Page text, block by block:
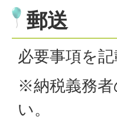
郵送
必要事項を
※納税義務者
い。